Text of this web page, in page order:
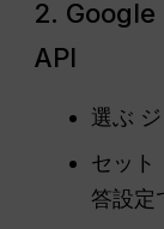
2. Google
API
選ぶ
セット
答設定